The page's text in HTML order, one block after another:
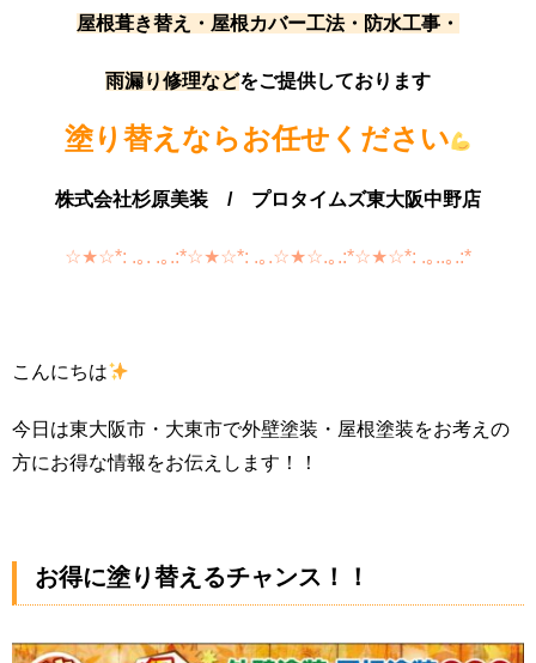
屋根葺き替え・屋根カバー工法・防水工事・
雨漏り修理などをご提供しております
塗り替えならお任せください
株式会社杉原美装 /プロタイムズ東大阪中野店
☆★☆*: .｡. .｡.:*☆★☆*: .｡.☆★☆.｡.:*☆★☆*: .｡..｡.:*
こんにちは
今日は東大阪市・大東市で外壁塗装・屋根塗装をお考えの
方にお得な情報をお伝えします！！
お得に塗り替えるチャンス！！